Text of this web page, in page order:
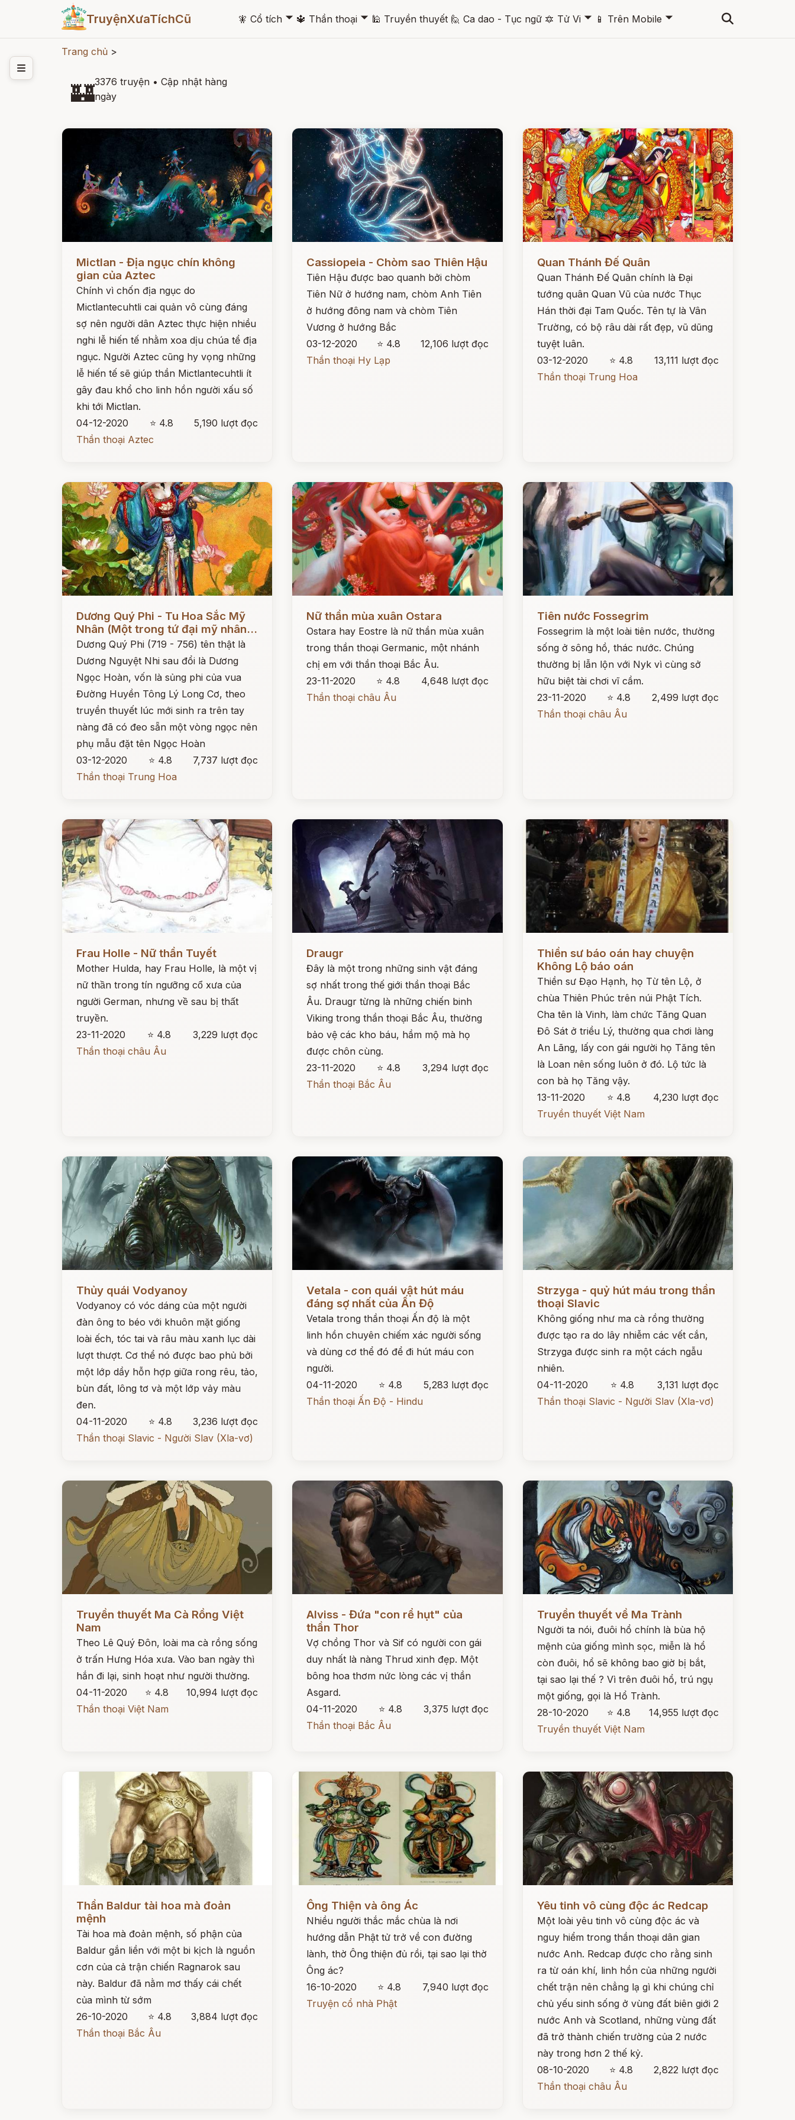
TruyệnXưaTíchCũ 🧚 Cổ tích 🞃 🔱 Thần thoại 🞃 🕌 Truyền thuyết 🙋 Ca dao - Tục ngữ 🔯 Tử Vi 🞃 📱 Trên Mobile 🞃
Trang chủ >
🏰3376 truyện • Cập nhật hàng
ngày
Mictlan - Địa ngục chín không
gian của Aztec
Chính vì chốn địa ngục do
Mictlantecuhtli cai quản vô cùng đáng
sợ nên người dân Aztec thực hiện nhiều
nghi lễ hiến tế nhằm xoa dịu chúa tể địa
ngục. Người Aztec cũng hy vọng những
lễ hiến tế sẽ giúp thần Mictlantecuhtli ít
gây đau khổ cho linh hồn người xấu số
khi tới Mictlan.
04-12-2020
⭐ 4.8
5,190 lượt đọc
Thần thoại Aztec
Cassiopeia - Chòm sao Thiên Hậu
Tiên Hậu được bao quanh bởi chòm
Tiên Nữ ở hướng nam, chòm Anh Tiên
ở hướng đông nam và chòm Tiên
Vương ở hướng Bắc
03-12-2020
⭐ 4.8
12,106 lượt đọc
Thần thoại Hy Lạp
Quan Thánh Đế Quân
Quan Thánh Đế Quân chính là Đại
tướng quân Quan Vũ của nước Thục
Hán thời đại Tam Quốc. Tên tự là Vân
Trường, có bộ râu dài rất đẹp, vũ dũng
tuyệt luân.
03-12-2020
⭐ 4.8
13,111 lượt đọc
Thần thoại Trung Hoa
Dương Quý Phi - Tu Hoa Sắc Mỹ
Nhân (Một trong tứ đại mỹ nhân...
Dương Quý Phi (719 - 756) tên thật là
Dương Nguyệt Nhi sau đổi là Dương
Ngọc Hoàn, vốn là sủng phi của vua
Đường Huyền Tông Lý Long Cơ, theo
truyền thuyết lúc mới sinh ra trên tay
nàng đã có đeo sẵn một vòng ngọc nên
phụ mẫu đặt tên Ngọc Hoàn
03-12-2020
⭐ 4.8
7,737 lượt đọc
Thần thoại Trung Hoa
Nữ thần mùa xuân Ostara
Ostara hay Eostre là nữ thần mùa xuân
trong thần thoại Germanic, một nhánh
chị em với thần thoại Bắc Âu.
23-11-2020
⭐ 4.8
4,648 lượt đọc
Thần thoại châu Âu
Tiên nước Fossegrim
Fossegrim là một loài tiên nước, thường
sống ở sông hồ, thác nước. Chúng
thường bị lẫn lộn với Nyk vì cùng sở
hữu biệt tài chơi vĩ cầm.
23-11-2020
⭐ 4.8
2,499 lượt đọc
Thần thoại châu Âu
Frau Holle - Nữ thần Tuyết
Mother Hulda, hay Frau Holle, là một vị
nữ thần trong tín ngưỡng cổ xưa của
người German, nhưng về sau bị thất
truyền.
23-11-2020
⭐ 4.8
3,229 lượt đọc
Thần thoại châu Âu
Draugr
Đây là một trong những sinh vật đáng
sợ nhất trong thế giới thần thoại Bắc
Âu. Draugr từng là những chiến binh
Viking trong thần thoại Bắc Âu, thường
bảo vệ các kho báu, hầm mộ mà họ
được chôn cùng.
23-11-2020
⭐ 4.8
3,294 lượt đọc
Thần thoại Bắc Âu
Đọc ngay
Thiền sư báo oán hay chuyện
Không Lộ báo oán
Thiền sư Đạo Hạnh, họ Từ tên Lộ, ở
chùa Thiên Phúc trên núi Phật Tích.
Cha tên là Vinh, làm chức Tăng Quan
Đô Sát ở triều Lý, thường qua chơi làng
An Lãng, lấy con gái người họ Tăng tên
là Loan nên sống luôn ở đó. Lộ tức là
con bà họ Tăng vậy.
13-11-2020
⭐ 4.8
4,230 lượt đọc
Truyền thuyết Việt Nam
Thủy quái Vodyanoy
Vodyanoy có vóc dáng của một người
đàn ông to béo với khuôn mặt giống
loài ếch, tóc tai và râu màu xanh lục dài
lượt thượt. Cơ thể nó được bao phủ bởi
một lớp dầy hỗn hợp giữa rong rêu, tảo,
bùn đất, lông tơ và một lớp vảy màu
đen.
04-11-2020
⭐ 4.8
3,236 lượt đọc
Thần thoại Slavic - Người Slav (Xla-vơ)
Vetala - con quái vật hút máu
đáng sợ nhất của Ấn Độ
Vetala trong thần thoại Ấn độ là một
linh hồn chuyên chiếm xác người sống
và dùng cơ thể đó để đi hút máu con
người.
04-11-2020
⭐ 4.8
5,283 lượt đọc
Thần thoại Ấn Độ - Hindu
Strzyga - quỷ hút máu trong thần
thoại Slavic
Không giống như ma cà rồng thường
được tạo ra do lây nhiễm các vết cắn,
Strzyga được sinh ra một cách ngẫu
nhiên.
04-11-2020
⭐ 4.8
3,131 lượt đọc
Thần thoại Slavic - Người Slav (Xla-vơ)
Đọc ngay
Truyền thuyết Ma Cà Rồng Việt
Nam
Theo Lê Quý Đôn, loài ma cà rồng sống
ở trấn Hưng Hóa xưa. Vào ban ngày thì
hắn đi lại, sinh hoạt như người thường.
04-11-2020
⭐ 4.8
10,994 lượt đọc
Thần thoại Việt Nam
Alviss - Đứa "con rể hụt" của
thần Thor
Vợ chồng Thor và Sif có người con gái
duy nhất là nàng Thrud xinh đẹp. Một
bông hoa thơm nức lòng các vị thần
Asgard.
04-11-2020
⭐ 4.8
3,375 lượt đọc
Thần thoại Bắc Âu
Đọc ngay
Truyền thuyết về Ma Trành
Người ta nói, đuôi hổ chính là bùa hộ
mệnh của giống mình sọc, miễn là hổ
còn đuôi, hổ sẽ không bao giờ bị bắt,
tại sao lại thế ? Vì trên đuôi hổ, trú ngụ
một giống, gọi là Hổ Trành.
28-10-2020
⭐ 4.8
14,955 lượt đọc
Truyền thuyết Việt Nam
Đọc ngay
Thần Baldur tài hoa mà đoản
mệnh
Tài hoa mà đoản mệnh, số phận của
Baldur gắn liền với một bi kịch là nguồn
cơn của cả trận chiến Ragnarok sau
này. Baldur đã nằm mơ thấy cái chết
của mình từ sớm
26-10-2020
⭐ 4.8
3,884 lượt đọc
Thần thoại Bắc Âu
Đọc ngay
Ông Thiện và ông Ác
Nhiều người thắc mắc chùa là nơi
hướng dẫn Phật tử trở về con đường
lành, thờ Ông thiện đủ rồi, tại sao lại thờ
Ông ác?
16-10-2020
⭐ 4.8
7,940 lượt đọc
Truyện cổ nhà Phật
Yêu tinh vô cùng độc ác Redcap
Một loài yêu tinh vô cùng độc ác và
nguy hiểm trong thần thoại dân gian
nước Anh. Redcap được cho rằng sinh
ra từ oán khí, linh hồn của những người
chết trận nên chẳng lạ gì khi chúng chỉ
chủ yếu sinh sống ở vùng đất biên giới 2
nước Anh và Scotland, những vùng đất
đã trở thành chiến trường của 2 nước
này trong hơn 2 thế kỷ.
08-10-2020
⭐ 4.8
2,822 lượt đọc
Thần thoại châu Âu